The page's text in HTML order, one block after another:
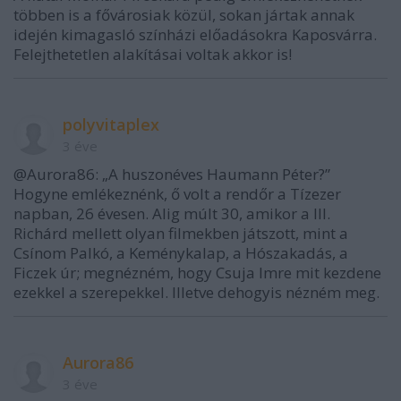
többen is a fővárosiak közül, sokan jártak annak
idején kimagasló színházi előadásokra Kaposvárra.
Felejthetetlen alakításai voltak akkor is!
polyvitaplex
@Aurora86: „A huszonéves Haumann Péter?”
Hogyne emlékeznénk, ő volt a rendőr a Tízezer
napban, 26 évesen. Alig múlt 30, amikor a III.
Richárd mellett olyan filmekben játszott, mint a
Csínom Palkó, a Keménykalap, a Hószakadás, a
Ficzek úr; megnézném, hogy Csuja Imre mit kezdene
ezekkel a szerepekkel. Illetve dehogyis nézném meg.
Aurora86